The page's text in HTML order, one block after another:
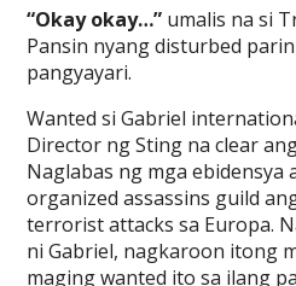
“Okay okay…” umalis na si
Pansin nyang disturbed
pangyayari.
Wanted si Gabriel
Director ng Sting na clear
Naglabas ng mga ebidensya
organized assassins guild
terrorist attacks sa Europa.
ni Gabriel, nagkaroon itong
maging wanted ito sa ilang